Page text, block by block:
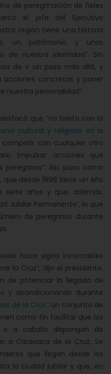
de peregrinación de fieles
el jefe del Ejecutivo
región tiene una historia
un patrimonio y unas
de nuestra identidad”. Sin
de ir un paso más allá, y
acciones concretas y poner
nuestra personalidad”.
que “no basta con la
cultural y religioso en la
competir con cualquier otro
impulsar acciones que
Así, puso como
desde 1998 tiene un Año
siete años y que, además,
Jubilar Permanente’, lo que
de peregrinos durante
hace siglos incontables
la Cruz”, dijo el presidente,
de potenciar la llegada de
y acondicionando durante
de la Cruz’, un conjunto de
como fin facilitar que los
a caballo dispongan de
a Caravaca de la Cruz. Se
que llegan desde los
la ciudad jubilar y que, en